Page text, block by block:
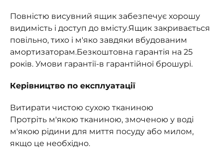
Повністю висувний ящик забезпечує хорошу
видимість і доступ до вмісту.Ящик закривається
повільно, тихо і м'яко завдяки вбудованим
амортизаторам.Безкоштовна гарантія на 25
років. Умови гарантії-в гарантійної брошурі.
Керівництво по експлуатації
Витирати чистою сухою тканиною
Протріть м'якою тканиною, змоченою у воді
м'якою рідини для миття посуду або милом,
якщо це необхідно.